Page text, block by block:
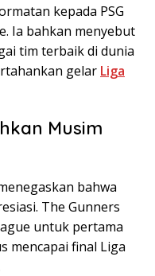
kepada PSG
Ia bahkan menyebut
tim terbaik di dunia
gelar Liga
Musim
bahwa
The Gunners
untuk pertama
mencapai final Liga